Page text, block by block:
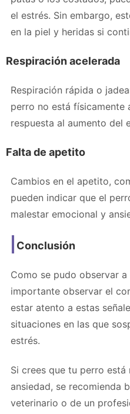
el estrés. Sin embargo,
en la piel y heridas si
Respiración acelerada
Respiración rápida o
perro no está físicamente
respuesta al aumento del
Falta de apetito
Cambios en el apetito,
pueden indicar que el
malestar emocional y
Conclusión
Como se pudo observar
importante observar el
estar atento a estas
situaciones en las que
estrés.
Si crees que tu perro
ansiedad, se recomienda
veterinario o de un